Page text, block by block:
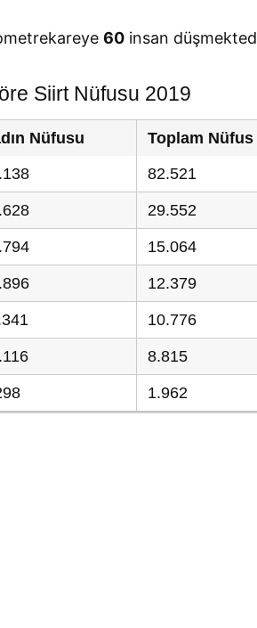
60 insan
Siirt Nüfusu 2019
Nüfusu Toplam Nüfus
82.521
29.552
15.064
12.379
10.776
8.815
1.962